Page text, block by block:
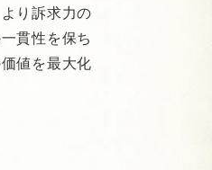
り訴求力の
貫性を保ち
値を最大化